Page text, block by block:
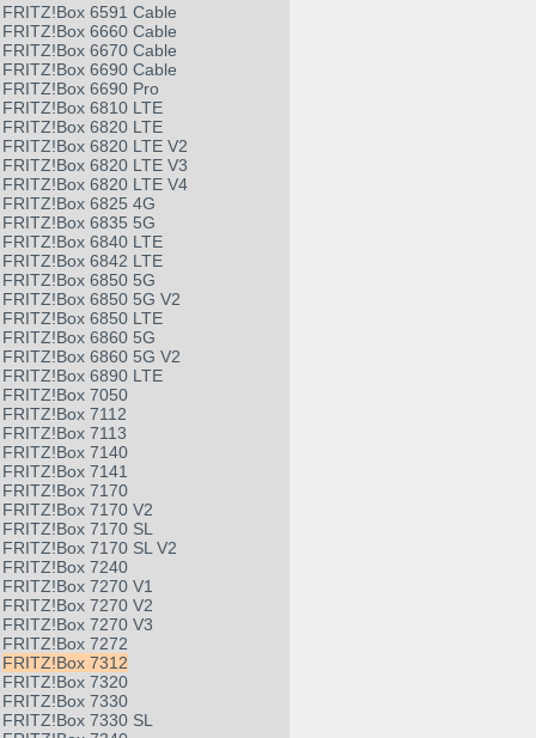
FRITZ!Box 6591 Cable
FRITZ!Box 6660 Cable
FRITZ!Box 6670 Cable
FRITZ!Box 6690 Cable
FRITZ!Box 6690 Pro
FRITZ!Box 6810 LTE
FRITZ!Box 6820 LTE
FRITZ!Box 6820 LTE V2
FRITZ!Box 6820 LTE V3
FRITZ!Box 6820 LTE V4
FRITZ!Box 6825 4G
FRITZ!Box 6835 5G
FRITZ!Box 6840 LTE
FRITZ!Box 6842 LTE
FRITZ!Box 6850 5G
FRITZ!Box 6850 5G V2
FRITZ!Box 6850 LTE
FRITZ!Box 6860 5G
FRITZ!Box 6860 5G V2
FRITZ!Box 6890 LTE
FRITZ!Box 7050
FRITZ!Box 7112
FRITZ!Box 7113
FRITZ!Box 7140
FRITZ!Box 7141
FRITZ!Box 7170
FRITZ!Box 7170 V2
FRITZ!Box 7170 SL
FRITZ!Box 7170 SL V2
FRITZ!Box 7240
FRITZ!Box 7270 V1
FRITZ!Box 7270 V2
FRITZ!Box 7270 V3
FRITZ!Box 7272
FRITZ!Box 7312
FRITZ!Box 7320
FRITZ!Box 7330
FRITZ!Box 7330 SL